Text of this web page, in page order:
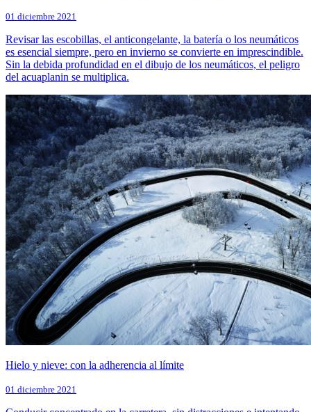
01 diciembre 2021
Revisar las escobillas, el anticongelante, la batería o los neumáticos
es esencial siempre, pero en invierno se convierte en imprescindible.
Sin la debida profundidad en el dibujo de los neumáticos, el peligro
del acuaplanin se multiplica.
Hielo y nieve: con la adherencia al límite
01 diciembre 2021